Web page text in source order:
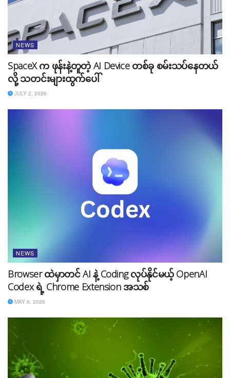
Source:
Tags: Apple ipad news
NEWS
SpaceX က ဖုန်းနဲ့တူတဲ့ AI Device တစ်ခု စမ်းသပ်နေတယ်
လို့ သတင်းများထွက်ပေါ်
JULY 2, 2026
NEWS
Browser ထဲမှာတင် AI နဲ့ Coding လုပ်နိုင်မယ့် OpenAI
Codex ရဲ့ Chrome Extension အသစ်
MAY 8, 2026